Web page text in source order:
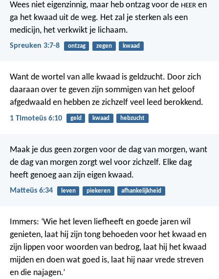
Wees niet eigenzinnig, maar heb ontzag voor de HEER en
ga het kwaad uit de weg. Het zal je sterken als een
medicijn, het verkwikt je lichaam.
Spreuken 3:7-8 ontzag zegen kwaad
Want de wortel van alle kwaad is geldzucht. Door zich
daaraan over te geven zijn sommigen van het geloof
afgedwaald en hebben ze zichzelf veel leed berokkend.
1 Timoteüs 6:10 geld kwaad hebzucht
Maak je dus geen zorgen voor de dag van morgen, want
de dag van morgen zorgt wel voor zichzelf. Elke dag
heeft genoeg aan zijn eigen kwaad.
Matteüs 6:34 leven piekeren afhankelijkheid
Immers: ‘Wie het leven liefheeft en goede jaren wil
genieten, laat hij zijn tong behoeden voor het kwaad en
zijn lippen voor woorden van bedrog, laat hij het kwaad
mijden en doen wat goed is, laat hij naar vrede streven
en die najagen.’